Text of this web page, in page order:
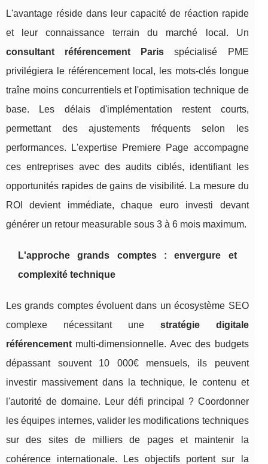
L'avantage réside dans leur capacité de réaction rapide
et leur connaissance terrain du marché local. Un
consultant référencement Paris spécialisé PME
privilégiera le référencement local, les mots-clés longue
traîne moins concurrentiels et l'optimisation technique de
base. Les délais d'implémentation restent courts,
permettant des ajustements fréquents selon les
performances. L'expertise Premiere Page accompagne
ces entreprises avec des audits ciblés, identifiant les
opportunités rapides de gains de visibilité. La mesure du
ROI devient immédiate, chaque euro investi devant
générer un retour measurable sous 3 à 6 mois maximum.
L'approche grands comptes : envergure et
complexité technique
Les grands comptes évoluent dans un écosystème SEO
complexe nécessitant une stratégie digitale
référencement multi-dimensionnelle. Avec des budgets
dépassant souvent 10 000€ mensuels, ils peuvent
investir massivement dans la technique, le contenu et
l'autorité de domaine. Leur défi principal ? Coordonner
les équipes internes, valider les modifications techniques
sur des sites de milliers de pages et maintenir la
cohérence internationale. Les objectifs portent sur la